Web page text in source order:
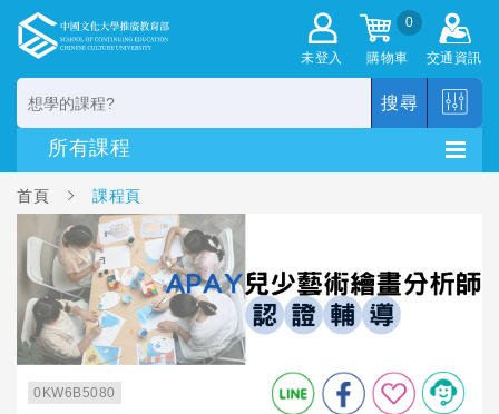
未登入
0
購物車 交通資訊
搜尋
首頁 課程頁
0KW6B5080